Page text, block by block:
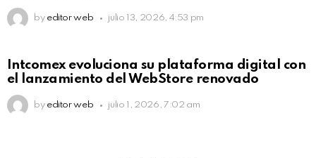
by editor web julio 13, 2026, 4:53 pm
Intcomex evoluciona su plataforma digital con
el lanzamiento del WebStore renovado
by editor web julio 1, 2026, 7:02 am